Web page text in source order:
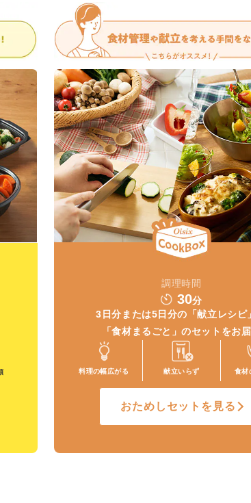
調理時間
30分
3日分または5日分の 「献立レシピ
「食材まるごと」のセットをお
料理の幅広がる 献立いらず 食材
おためしセットを見る